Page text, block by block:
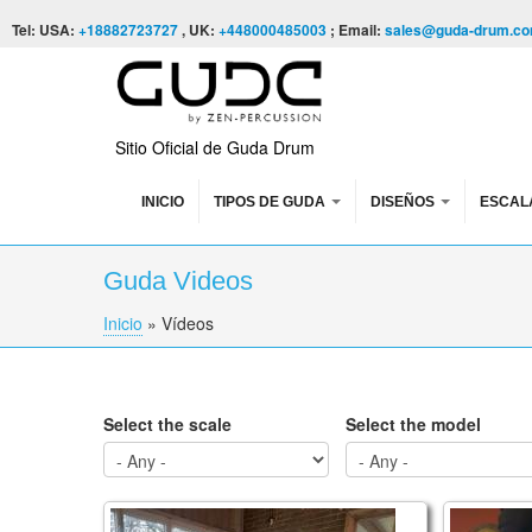
Tel: USA: +18882723727, UK: +448000485003 ; Email: sales@guda-
Sitio Oficial de Guda Drum
INICIO TIPOS DE GUDA DISEÑOS
Guda Videos
You are here
Inicio » Vídeos
Select the scale Select the model
Pages